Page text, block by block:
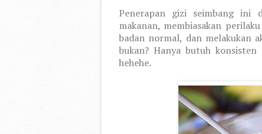
Penerapan gizi seimbang ini
makanan, membiasakan
badan normal, dan melakukan
bukan? Hanya butuh
hehehe.